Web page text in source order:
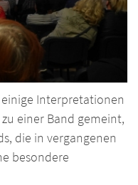
Interpretationen
zu einer Band gemeint,
die in vergangenen
besondere